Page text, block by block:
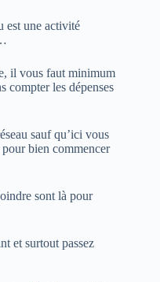
est une activité
il vous faut minimum
compter les dépenses
sauf qu’ici vous
pour bien commencer
sont là pour
et surtout passez